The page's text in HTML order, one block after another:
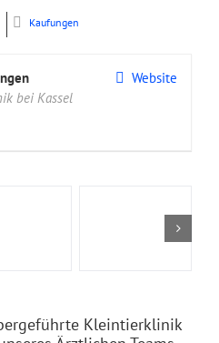
Kaufungen
Website
bei Kassel
Kleintierklinik